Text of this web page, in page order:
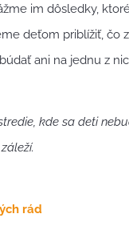
im dôsledky,
deťom priblížiť, čo
ani na jednu z
kde sa deti
rád